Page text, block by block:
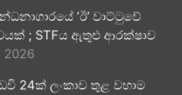
‘ඊ’ වාට්ටුවේ
; STFය ඇතුළු ආරක්ෂාව
2026
24ක් ලංකාව තුළ වහාම